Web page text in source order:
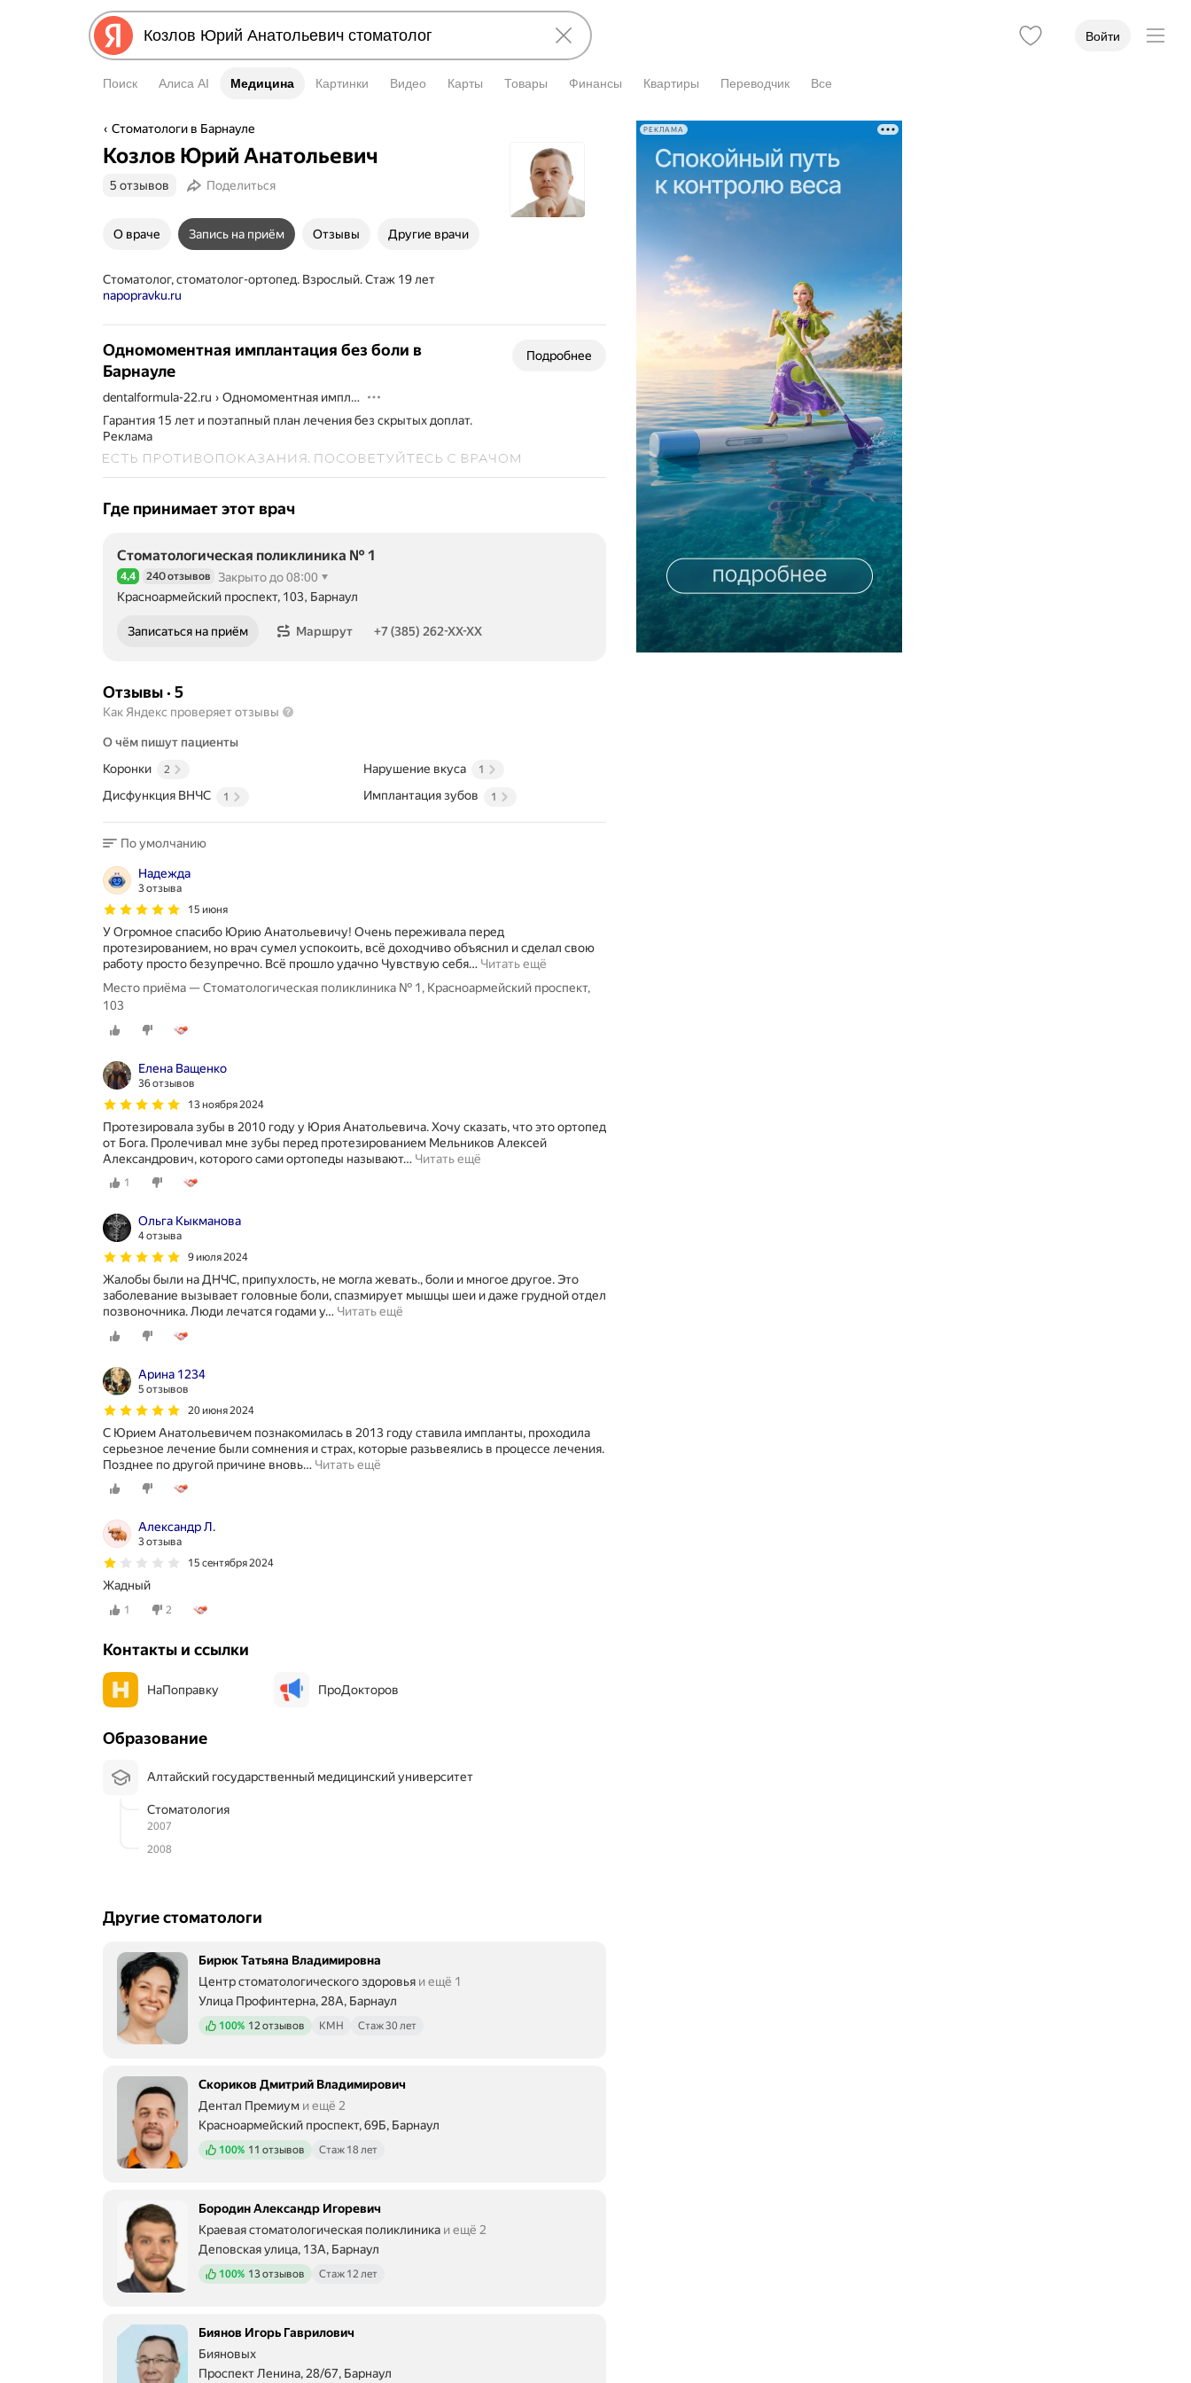
Войти
Поиск Алиса AI Медицина
Медицина Картинки Видео Карты Товары Финансы Квартиры Переводчик Все
Стоматологи в Барнауле
Козлов Юрий Анатольевич
5 отзывов Поделиться
О враче Запись на приём Отзывы Другие врачи
Стоматолог, стоматолог-ортопед. Взрослый. Стаж 19 лет
napopravku.ru
Одномоментная имплантация без боли в
Барнауле
dentalformula-22.ru › Одномоментная имплантация без боли в Барнауле
Гарантия 15 лет и поэтапный план лечения без скрытых доплат.
Реклама
Подробнее
Где принимает этот врач
Стоматологическая поликлиника № 1
Рейтинг 4,4 из 5
4,4 240 отзывов
Закрыто до 08:00
Красноармейский проспект, 103, Барнаул
Записаться на приём Маршрут
Номер телефона: +73852622806 +7 (385) 262-XX-XX
Отзывы· 5
Как Яндекс проверяет отзывы
О чём пишут пациенты
Коронки
2
Дисфункция ВНЧС 1
Нарушение вкуса 1
Имплантация зубов 1
По умолчанию
Надежда
3 отзыва
15 июня
У Огромное спасибо Юрию Анатольевичу! Очень переживала перед
протезированием, но врач сумел успокоить, всё доходчиво объяснил и сделал свою
работу просто безупречно. Всё прошло удачно Чувствую себя… Читать ещё
Место приёма — Стоматологическая поликлиника № 1, Красноармейский проспект,
103
Елена Ващенко
36 отзывов
13 ноября 2024
Протезировала зубы в 2010 году у Юрия Анатольевича. Хочу сказать, что это ортопед
от Бога. Пролечивал мне зубы перед протезированием Мельников Алексей
Александрович, которого сами ортопеды называют… Читать ещё
1
Ольга Кыкманова
4 отзыва
9 июля 2024
Жалобы были на ДНЧС, припухлость, не могла жевать., боли и многое другое. Это
заболевание вызывает головные боли, спазмирует мышцы шеи и даже грудной отдел
позвоночника. Люди лечатся годами у… Читать ещё
Арина 1234
5 отзывов
20 июня 2024
С Юрием Анатольевичем познакомилась в 2013 году ставила импланты, проходила
серьезное лечение были сомнения и страх, которые разьвеялись в процессе лечения.
Позднее по другой причине вновь… Читать ещё
Александр Л.
3 отзыва
15 сентября 2024
Жадный
1 2
Контакты и ссылки
НаПоправку ПроДокторов
Образование
Алтайский государственный медицинский университет
Стоматология
2007
2008
Другие стоматологи
Бирюк Татьяна Владимировна
Центр стоматологического здоровья и ещё 1
Улица Профинтерна, 28А, Барнаул
Положительных отзывов
100% 12 отзывов КМН Стаж 30 лет
Скориков Дмитрий Владимирович
Дентал Премиум и ещё 2
Красноармейский проспект, 69Б, Барнаул
Положительных отзывов
100% 11 отзывов Стаж 18 лет
Бородин Александр Игоревич
Краевая стоматологическая поликлиника и ещё 2
Деповская улица, 13А, Барнаул
Положительных отзывов
100% 13 отзывов Стаж 12 лет
Биянов Игорь Гаврилович
Бияновых
Проспект Ленина, 28/67, Барнаул
РЕКЛАМА